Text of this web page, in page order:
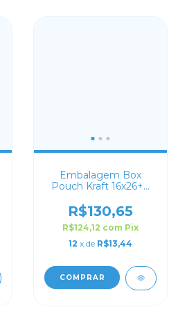
Embalagem Box
Pouch Kraft 16x26+8
R$130,65
R$124,12 com Pix
12 x de R$13,44
COMPRAR